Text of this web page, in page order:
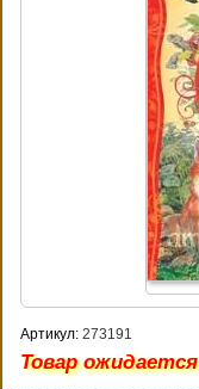
Артикул: 273191
Товар ожидается